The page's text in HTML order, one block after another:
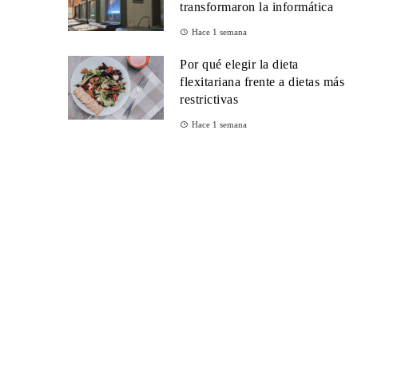
transformaron la informática
Hace 1 semana
Por qué elegir la dieta
flexitariana frente a dietas más
restrictivas
Hace 1 semana